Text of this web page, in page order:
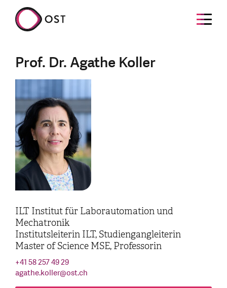
Prof. Dr. Agathe Koller
ILT Institut für Laborautomation und
Mechatronik
Institutsleiterin ILT, Studiengangleiterin
Master of Science MSE, Professorin
+41 58 257 49 29
agathe.koller@ost.ch